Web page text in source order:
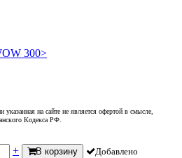
300>
на сайте не является офертой в смысле,
Кодекса РФ.
+ В корзину Добавлено